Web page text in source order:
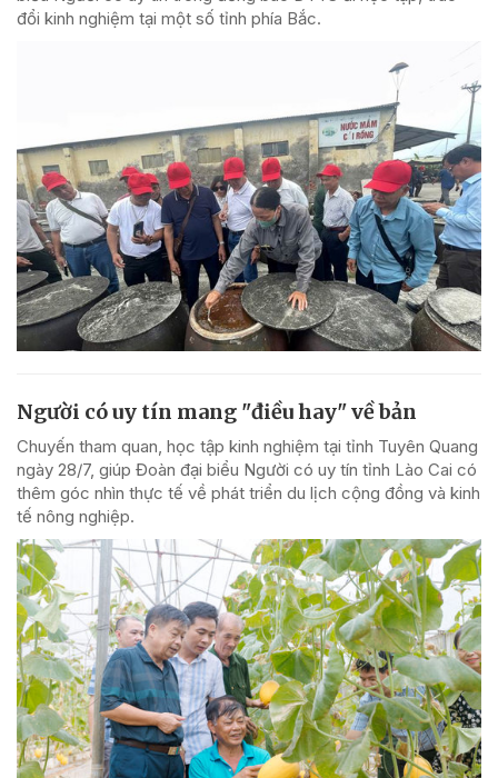
đổi kinh nghiệm tại một số tỉnh phía Bắc.
Người có uy tín mang "điều hay" về bản
Chuyến tham quan, học tập kinh nghiệm tại tỉnh Tuyên Quang
ngày 28/7, giúp Đoàn đại biểu Người có uy tín tỉnh Lào Cai có
thêm góc nhìn thực tế về phát triển du lịch cộng đồng và kinh
tế nông nghiệp.